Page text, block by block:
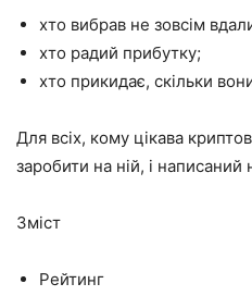
хто вибрав не зовсім
хто радий прибутку;
хто прикидає, скільки
Для всіх, кому цікава
заробити на ній, і написаний
Зміст
Рейтинг